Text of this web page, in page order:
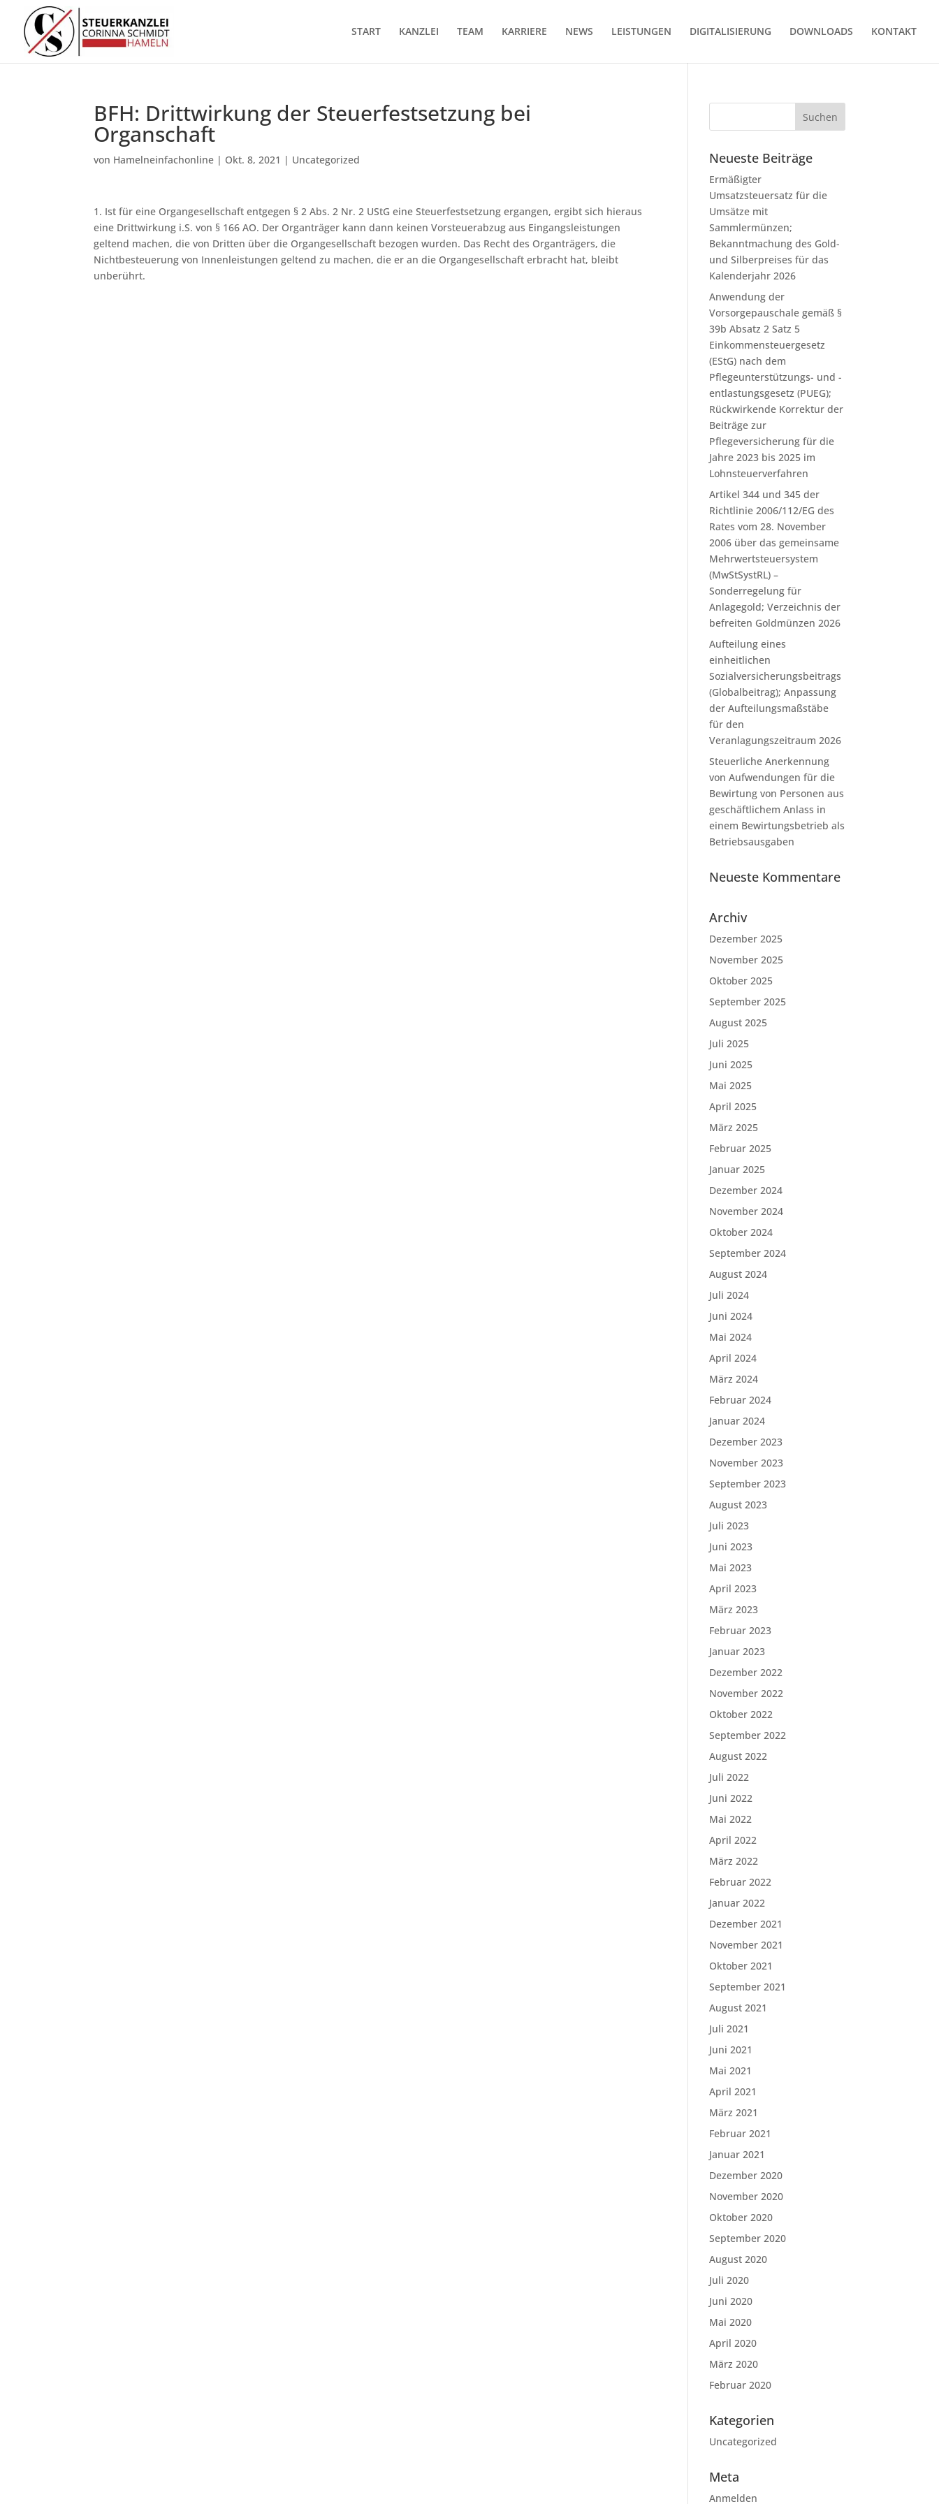
START KANZLEI TEAM KARRIERE NEWS LEISTUNGEN DIGITALISIERUNG DOWNLOADS KONTAKT
BFH: Drittwirkung der Steuerfestsetzung bei
Organschaft
von Hamelneinfachonline | Okt. 8, 2021 | Uncategorized
1. Ist für eine Organgesellschaft entgegen § 2 Abs. 2 Nr. 2 UStG eine Steuerfestsetzung ergangen, ergibt sich hieraus
eine Drittwirkung i.S. von § 166 AO. Der Organträger kann dann keinen Vorsteuerabzug aus Eingangsleistungen
geltend machen, die von Dritten über die Organgesellschaft bezogen wurden. Das Recht des Organträgers, die
Nichtbesteuerung von Innenleistungen geltend zu machen, die er an die Organgesellschaft erbracht hat, bleibt
unberührt.
Neueste Beiträge
Ermäßigter
Umsatzsteuersatz für die
Umsätze mit
Sammlermünzen;
Bekanntmachung des Gold-
und Silberpreises für das
Kalenderjahr 2026
Anwendung der
Vorsorgepauschale gemäß §
39b Absatz 2 Satz 5
Einkommensteuergesetz
(EStG) nach dem
Pflegeunterstützungs- und -
entlastungsgesetz (PUEG);
Rückwirkende Korrektur der
Beiträge zur
Pflegeversicherung für die
Jahre 2023 bis 2025 im
Lohnsteuerverfahren
Artikel 344 und 345 der
Richtlinie 2006/112/EG des
Rates vom 28. November
2006 über das gemeinsame
Mehrwertsteuersystem
(MwStSystRL) –
Sonderregelung für
Anlagegold; Verzeichnis der
befreiten Goldmünzen 2026
Aufteilung eines
einheitlichen
Sozialversicherungsbeitrags
(Globalbeitrag); Anpassung
der Aufteilungsmaßstäbe
für den
Veranlagungszeitraum 2026
Steuerliche Anerkennung
von Aufwendungen für die
Bewirtung von Personen aus
geschäftlichem Anlass in
einem Bewirtungsbetrieb als
Betriebsausgaben
Neueste Kommentare
Archiv
Dezember 2025
November 2025
Oktober 2025
September 2025
August 2025
Juli 2025
Juni 2025
Mai 2025
April 2025
März 2025
Februar 2025
Januar 2025
Dezember 2024
November 2024
Oktober 2024
September 2024
August 2024
Juli 2024
Juni 2024
Mai 2024
April 2024
März 2024
Februar 2024
Januar 2024
Dezember 2023
November 2023
September 2023
August 2023
Juli 2023
Juni 2023
Mai 2023
April 2023
März 2023
Februar 2023
Januar 2023
Dezember 2022
November 2022
Oktober 2022
September 2022
August 2022
Juli 2022
Juni 2022
Mai 2022
April 2022
März 2022
Februar 2022
Januar 2022
Dezember 2021
November 2021
Oktober 2021
September 2021
August 2021
Juli 2021
Juni 2021
Mai 2021
April 2021
März 2021
Februar 2021
Januar 2021
Dezember 2020
November 2020
Oktober 2020
September 2020
August 2020
Juli 2020
Juni 2020
Mai 2020
April 2020
März 2020
Februar 2020
Kategorien
Uncategorized
Meta
Anmelden